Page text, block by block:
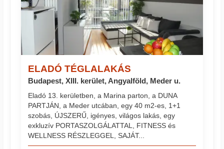
ELADÓ TÉGLALAKÁS
Budapest, XIII. kerület, Angyalföld, Meder u.
Eladó 13. kerületben, a Marina parton, a DUNA
PARTJÁN, a Meder utcában, egy 40 m2-es, 1+1
szobás, ÚJSZERŰ, igényes, világos lakás, egy
exkluzív PORTASZOLGÁLATTAL, FITNESS és
WELLNESS RÉSZLEGGEL, SAJÁT...